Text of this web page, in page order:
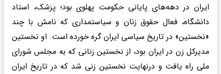
ایران در دهه‌های پایانی حکومت پهلوی بود؛ پزشک، استاد
دانشگاه، فعال حقوق زنان و سیاستمداری که نامش با چند
«نخستین» در تاریخ سیاسی ایران گره خورده است. او نخستین
مدیرکل زن در ایران بود، از نخستین زنانی که به مجلس شورای
ملی راه یافت و درنهایت نخستین زنی شد که در تاریخ ایران